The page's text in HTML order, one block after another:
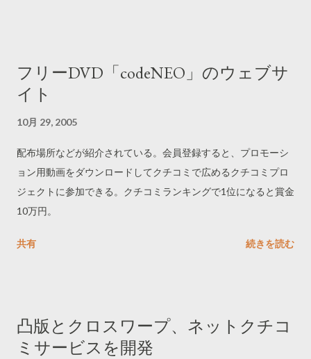
フリーDVD「codeNEO」のウェブサ
イト
10月 29, 2005
配布場所などが紹介されている。会員登録すると、プロモーシ
ョン用動画をダウンロードしてクチコミで広めるクチコミプロ
ジェクトに参加できる。クチコミランキングで1位になると賞金
10万円。
共有 続きを読む
凸版とクロスワープ、ネットクチコ
ミサービスを開発